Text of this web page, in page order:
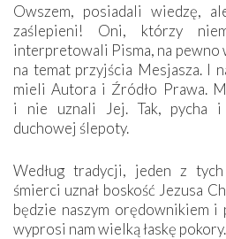
Owszem, posiadali wiedzę,
zaślepieni! Oni, którzy
interpretowali Pisma, na
na temat przyjścia Mesjasza. I
mieli Autora i Źródło Prawa.
i nie uznali Jej. Tak, pycha i
duchowej ­ślepoty.
Według tradycji, jeden z
śmierci uznał boskość Jezusa
będzie naszym orędownikiem i
wyprosi nam wielką łaskę pokory.